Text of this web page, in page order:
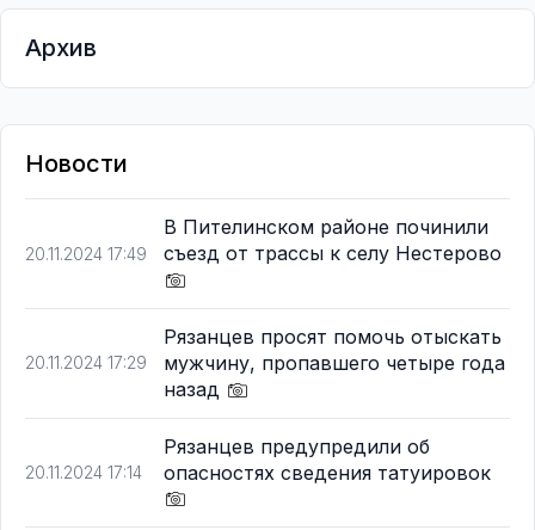
Архив
Новости
20.11.2024 17:49
В Пителинском районе починили
съезд от трассы к селу Нестерово
20.11.2024 17:29
Рязанцев просят помочь отыскать
мужчину, пропавшего четыре года
назад
20.11.2024 17:14
Рязанцев предупредили об
опасностях сведения татуировок